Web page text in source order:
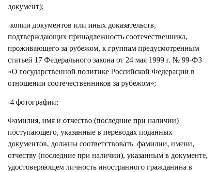
документ);
-копии документов или иных доказательств,
подтверждающих принадлежность соотечественника,
проживающего за рубежом, к группам предусмотренным
статьей 17 Федерального закона от 24 мая 1999 г. № 99-ФЗ
«О государственной политике Российской Федерации в
отношении соотечественников за рубежом»;
-4 фотографии;
Фамилия, имя и отчество (последние при наличии)
поступающего, указанные в переводах поданных
документов, должны соответствовать фамилии, имени,
отчеству (последние при наличии), указанным в документе,
удостоверяющем личность иностранного гражданина в